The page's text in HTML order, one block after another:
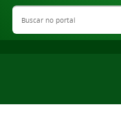
Buscar no portal